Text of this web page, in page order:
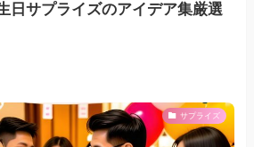
日サプライズのアイデア集厳選
サプライズ